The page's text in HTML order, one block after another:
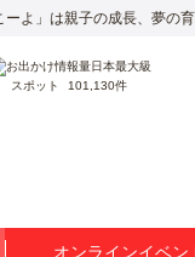
よ」は親子の成長、夢の
スポット 101,130件
オンラインイベン